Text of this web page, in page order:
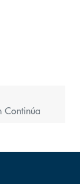
Continúa